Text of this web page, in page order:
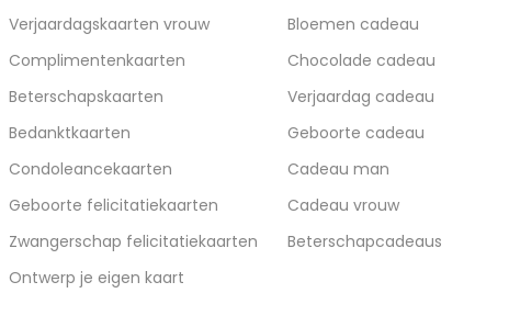
Verjaardagskaarten vrouw
Complimentenkaarten
Beterschapskaarten
Bedanktkaarten
Condoleancekaarten
Geboorte felicitatiekaarten
Zwangerschap felicitatiekaarten
Ontwerp je eigen kaart
Bloemen cadeau
Chocolade cadeau
Verjaardag cadeau
Geboorte cadeau
Cadeau man
Cadeau vrouw
Beterschapcadeaus